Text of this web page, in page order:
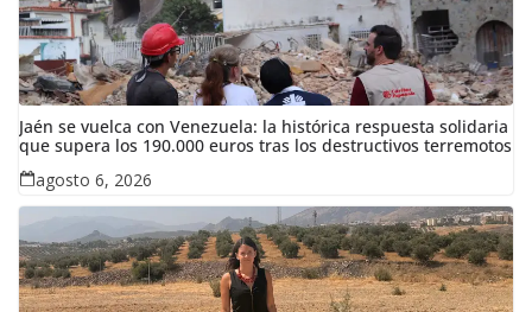
Jaén se vuelca con Venezuela: la histórica respuesta solidaria
que supera los 190.000 euros tras los destructivos terremotos
agosto 6, 2026